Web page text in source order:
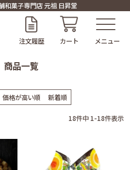
和菓子専門店 元祖 日昇堂
注文履歴 カート
商品一覧
価格が高い順 新着順
18件中 1-18件表示